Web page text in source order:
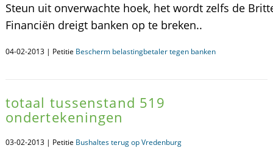
Steun uit onverwachte hoek, het wordt zelfs de
Financiën dreigt banken op te breken..
04-02-2013 | Petitie Bescherm belastingbetaler tegen banken
totaal tussenstand 519
ondertekeningen
03-02-2013 | Petitie Bushaltes terug op Vredenburg